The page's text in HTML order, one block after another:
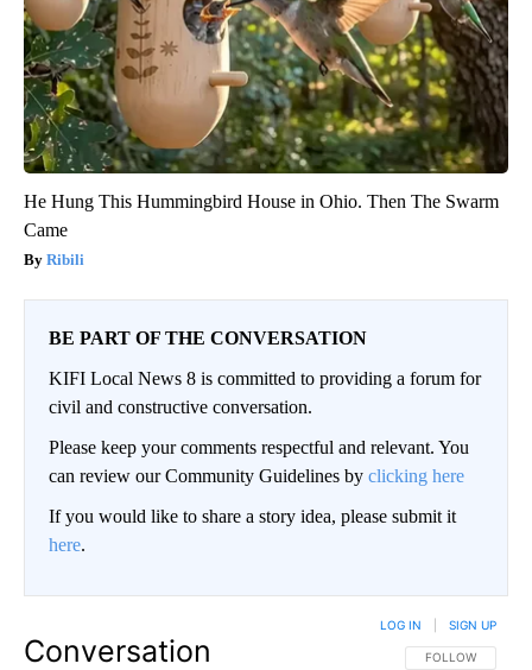
He Hung This Hummingbird House in Ohio. Then The Swarm
Came
Ribili
BE PART OF THE CONVERSATION
KIFI Local News 8 is committed to providing a forum for
civil and constructive conversation.
Please keep your comments respectful and relevant. You
can review our Community Guidelines by clicking here
If you would like to share a story idea, please submit it
here.
Conversation FOLLOW THIS
FOLLOW
LOG IN SIGN UP